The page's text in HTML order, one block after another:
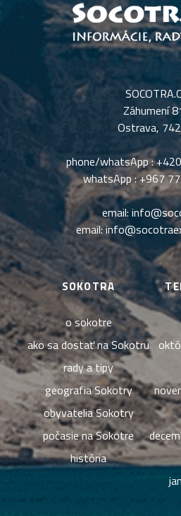
Záhumení
Ostrava,
phone/whatsApp :
whatsApp :+967
email:
email:
SOKOTRA
o sokotre
ako sa dostať na Sokotru
rady a tipy
geografia Sokotry
obyvatelia Sokotry
počasie na Sokotre
história